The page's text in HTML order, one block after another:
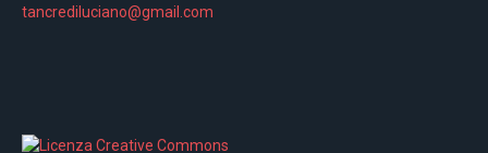
tancrediluciano@gmail.com